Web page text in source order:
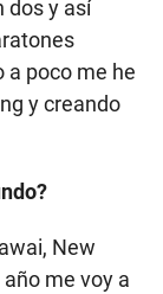
dos y así
a poco me he
y creando
New
me voy a